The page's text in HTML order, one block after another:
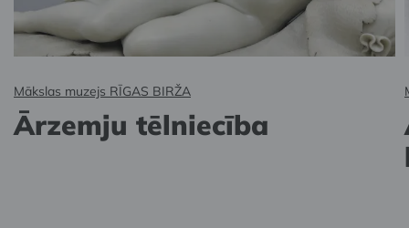
Mākslas muzejs RĪGAS BIRŽA
Ārzemju tēlniecība